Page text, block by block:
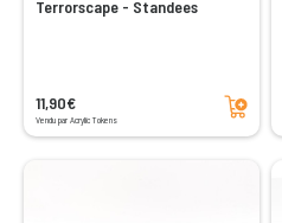
Terrorscape - Standees
11,90€
Vendu par Acrylic Tokens
Ajouter au panier